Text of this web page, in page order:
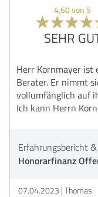
4,60 von 5
SEHR
Herr Kornmayer ist
Berater. Er nimmt
vollumfänglich auf
Ich kann Herrn
Erfahrungsbericht
Honorarfinanz
07.04.2023 Thomas